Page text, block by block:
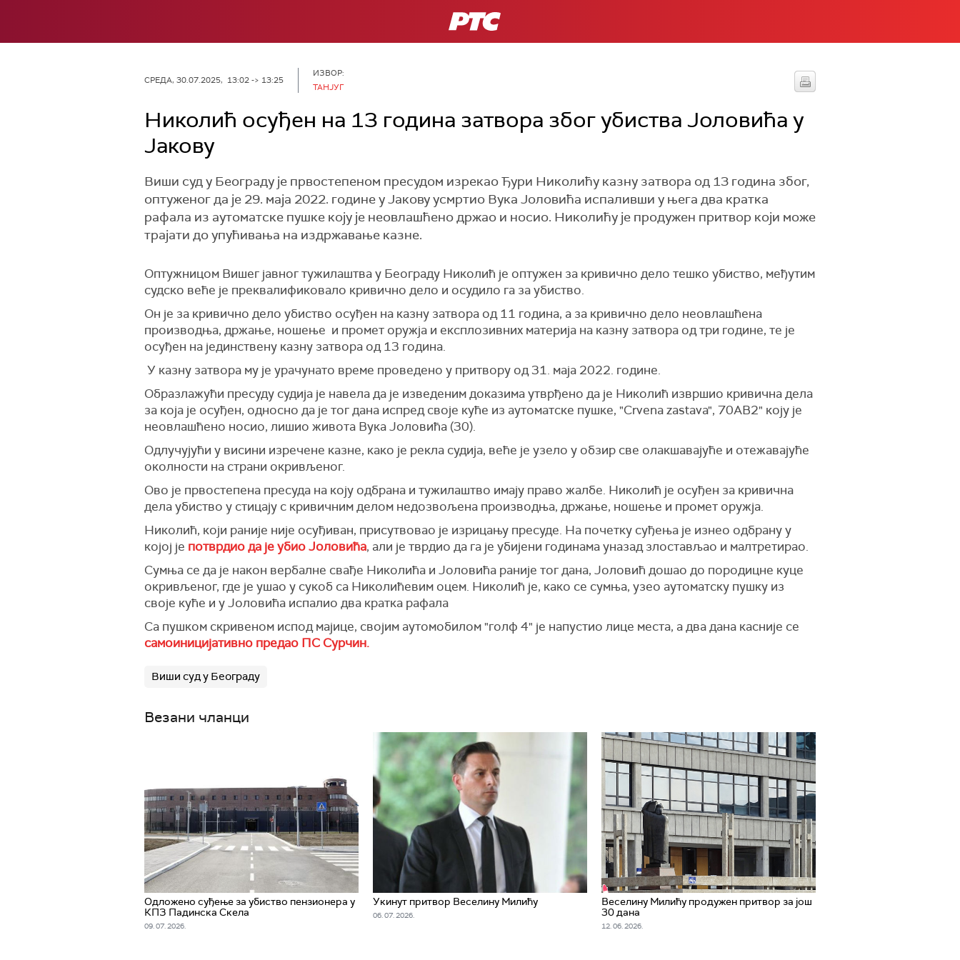
РТС
СРЕДА, 30.07.2025, 13:02 -> 13:25
ИЗВОР:
ТАНЈУГ
Николић осуђен на 13 година затвора због убиства Јоловића у
Јакову
Виши суд у Београду је првостепеном пресудом изрекао Ђури Николићу казну затвора од 13 година због,
оптуженог да је 29. маја 2022. године у Јакову усмртио Вука Јоловића испаливши у њега два кратка
рафала из аутоматске пушке коју је неовлашћено држао и носио. Николићу је продужен притвор који може
трајати до упућивања на издржавање казне.
Оптужницом Вишег јавног тужилаштва у Београду Николић је оптужен за кривично дело тешко убиство, међутим
судско веће је преквалификовало кривично дело и осудило га за убиство.
Он је за кривично дело убиство осуђен на казну затвора од 11 година, а за кривично дело неовлашћена
производња, држање, ношење и промет оружја и експлозивних материја на казну затвора од три године, те је
осуђен на јединствену казну затвора од 13 година.
У казну затвора му је урачунато време проведено у притвору од 31. маја 2022. године.
Образлажући пресуду судија је навела да је изведеним доказима утврђено да је Николић извршио кривична дела
за која је осуђен, односно да је тог дана испред своје куће из аутоматске пушке, "Crvena zastava", 70AB2" коју је
неовлашћено носио, лишио живота Вука Јоловића (30).
Одлучујући у висини изречене казне, како је рекла судија, веће је узело у обзир све олакшавајуће и отежавајуће
околности на страни окривљеног.
Ово је првостепена пресуда на коју одбрана и тужилаштво имају право жалбе. Николић је осуђен за кривична
дела убиство у стицају с кривичним делом недозвољена производња, држање, ношење и промет оружја.
Николић, који раније није осуђиван, присутвовао је изрицању пресуде. На почетку суђења је изнео одбрану у
којој је потврдио да је убио Јоловића, али је тврдио да га је убијени годинама уназад злостављао и малтретирао.
Сумња се да је након вербалне свађе Николића и Јоловића раније тог дана, Јоловић дошао до породицне куце
окривљеног, где је ушао у сукоб са Николићевим оцем. Николић је, како се сумња, узео аутоматску пушку из
своје куће и у Јоловића испалио два кратка рафала
Са пушком скривеном испод мајице, својим аутомобилом "голф 4" је напустио лице места, а два дана касније се
самоиницијативно предао ПС Сурчин.
Виши суд у Београду
Везани чланци
Одложено суђење за убиство пензионера у
КПЗ Падинска Скела
09. 07. 2026.
Укинут притвор Веселину Милићу
06. 07. 2026.
Веселину Милићу продужен притвор за још
30 дана
12. 06. 2026.